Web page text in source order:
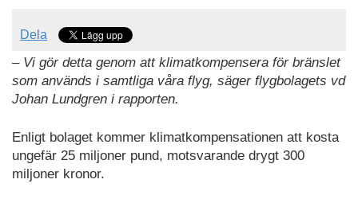
Dela
– Vi gör detta genom att klimatkompensera för bränslet
som används i samtliga våra flyg, säger flygbolagets vd
Johan Lundgren i rapporten.
Enligt bolaget kommer klimatkompensationen att kosta
ungefär 25 miljoner pund, motsvarande drygt 300
miljoner kronor.